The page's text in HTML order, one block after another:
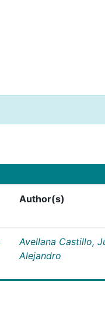
Author(s)
Avellana Castillo,
Alejandro